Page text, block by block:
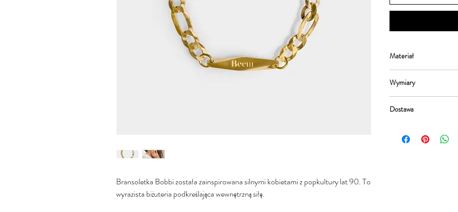
Bransoletka Bobbi została zainspirowana silnymi kobietami z popkultury lat 90. To
wyrazista biżuteria podkreślająca wewnętrzną siłę.
Materiał
pozłacana 24-
Wymiary
Dostawa
może być realizowany